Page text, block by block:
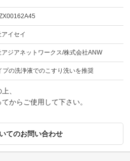
イセイ
ジアネットワークス/株式会社ANW
プの洗浄液でのこすり洗いを推奨
、
からご使用して下さい。
てのお問い合わせ